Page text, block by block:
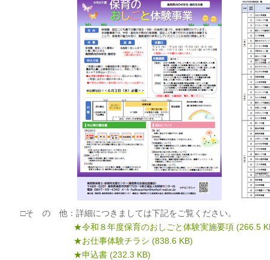
□そ の 他：詳細につきましては下記をご覧ください。
★令和８年度保育のおしごと体験実施要項 (266.5
★お仕事体験チラシ (838.6 KB)
★申込書 (232.3 KB)